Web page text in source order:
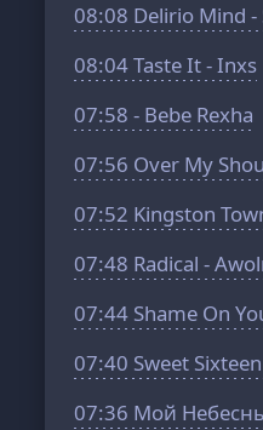
08:08 Delirio Mind -
08:04Taste It - Inxs
07:58 - Bebe Rexha
07:56 Over My
07:52 Kingston
07:48 Radical -
07:44 Shame On
07:40 Sweet
07:36 Мой